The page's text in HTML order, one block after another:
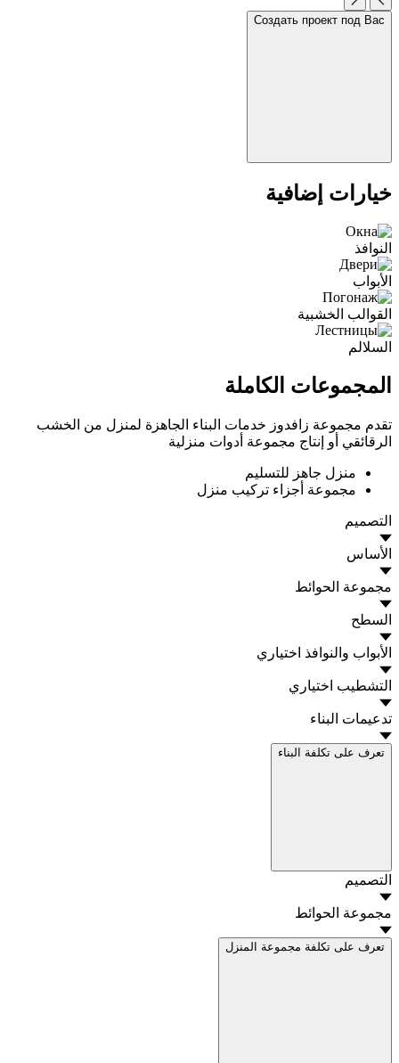
Создать проект под Вас
خيارات إضافية
النوافذ
الأبواب
القوالب الخشبية
السلالم
المجموعات الكاملة
تقدم مجموعة زافدوز خدمات البناء الجاهزة لمنزل من الخشب
الرقائقي أو إنتاج مجموعة أدوات منزلية
منزل جاهز للتسليم
مجموعة أجزاء تركيب منزل
التصميم
الأساس
مجموعة الحوائط
السطح
الأبواب والنوافذ اختياري
التشطيب اختياري
تدعيمات البناء
تعرف على تكلفة البناء
التصميم
مجموعة الحوائط
تعرف على تكلفة مجموعة المنزل